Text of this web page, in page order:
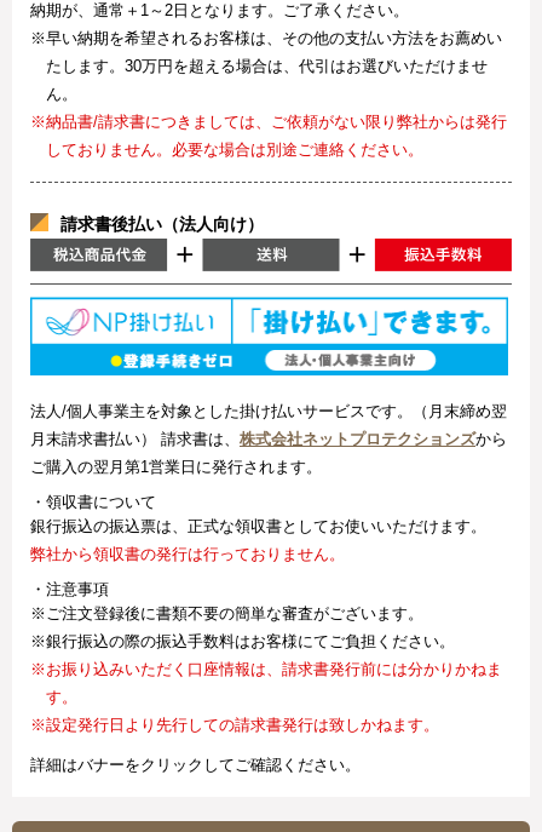
納期が、通常＋1～2日となります。ご了承ください。
※早い納期を希望されるお客様は、その他の支払い方法をお薦めい
たします。30万円を超える場合は、代引はお選びいただけませ
ん。
※納品書/請求書につきましては、ご依頼がない限り弊社からは発行
しておりません。必要な場合は別途ご連絡ください。
請求書後払い（法人向け）
法人/個人事業主を対象とした掛け払いサービスです。（月末締め翌
月末請求書払い） 請求書は、 株式会社ネットプロテクションズから
ご購入の翌月第1営業日に発行されます。
・領収書について
銀行振込の振込票は、正式な領収書としてお使いいただけます。
弊社から領収書の発行は行っておりません。
・注意事項
※ご注文登録後に書類不要の簡単な審査がございます。
※銀行振込の際の振込手数料はお客様にてご負担ください。
※お振り込みいただく口座情報は、請求書発行前には分かりかねま
す。
※設定発行日より先行しての請求書発行は致しかねます。
詳細はバナーをクリックしてご確認ください。